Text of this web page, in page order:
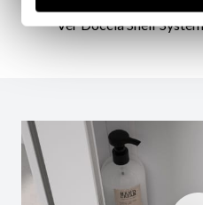
Ver Doccia Shelf System